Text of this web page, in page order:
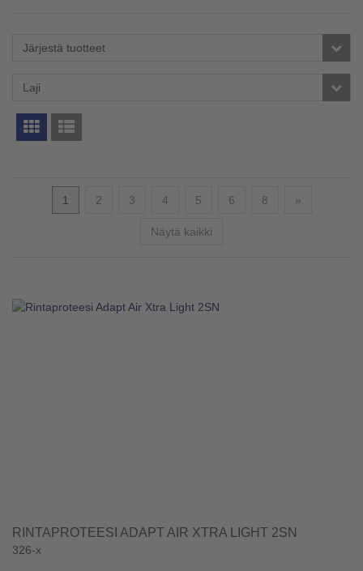
Järjestä tuotteet
Laji
1 2 3 4 5 6 8 »Seuraava
Näytä kaikki
RINTAPROTEESI ADAPT AIR XTRA LIGHT 2SN
326-x